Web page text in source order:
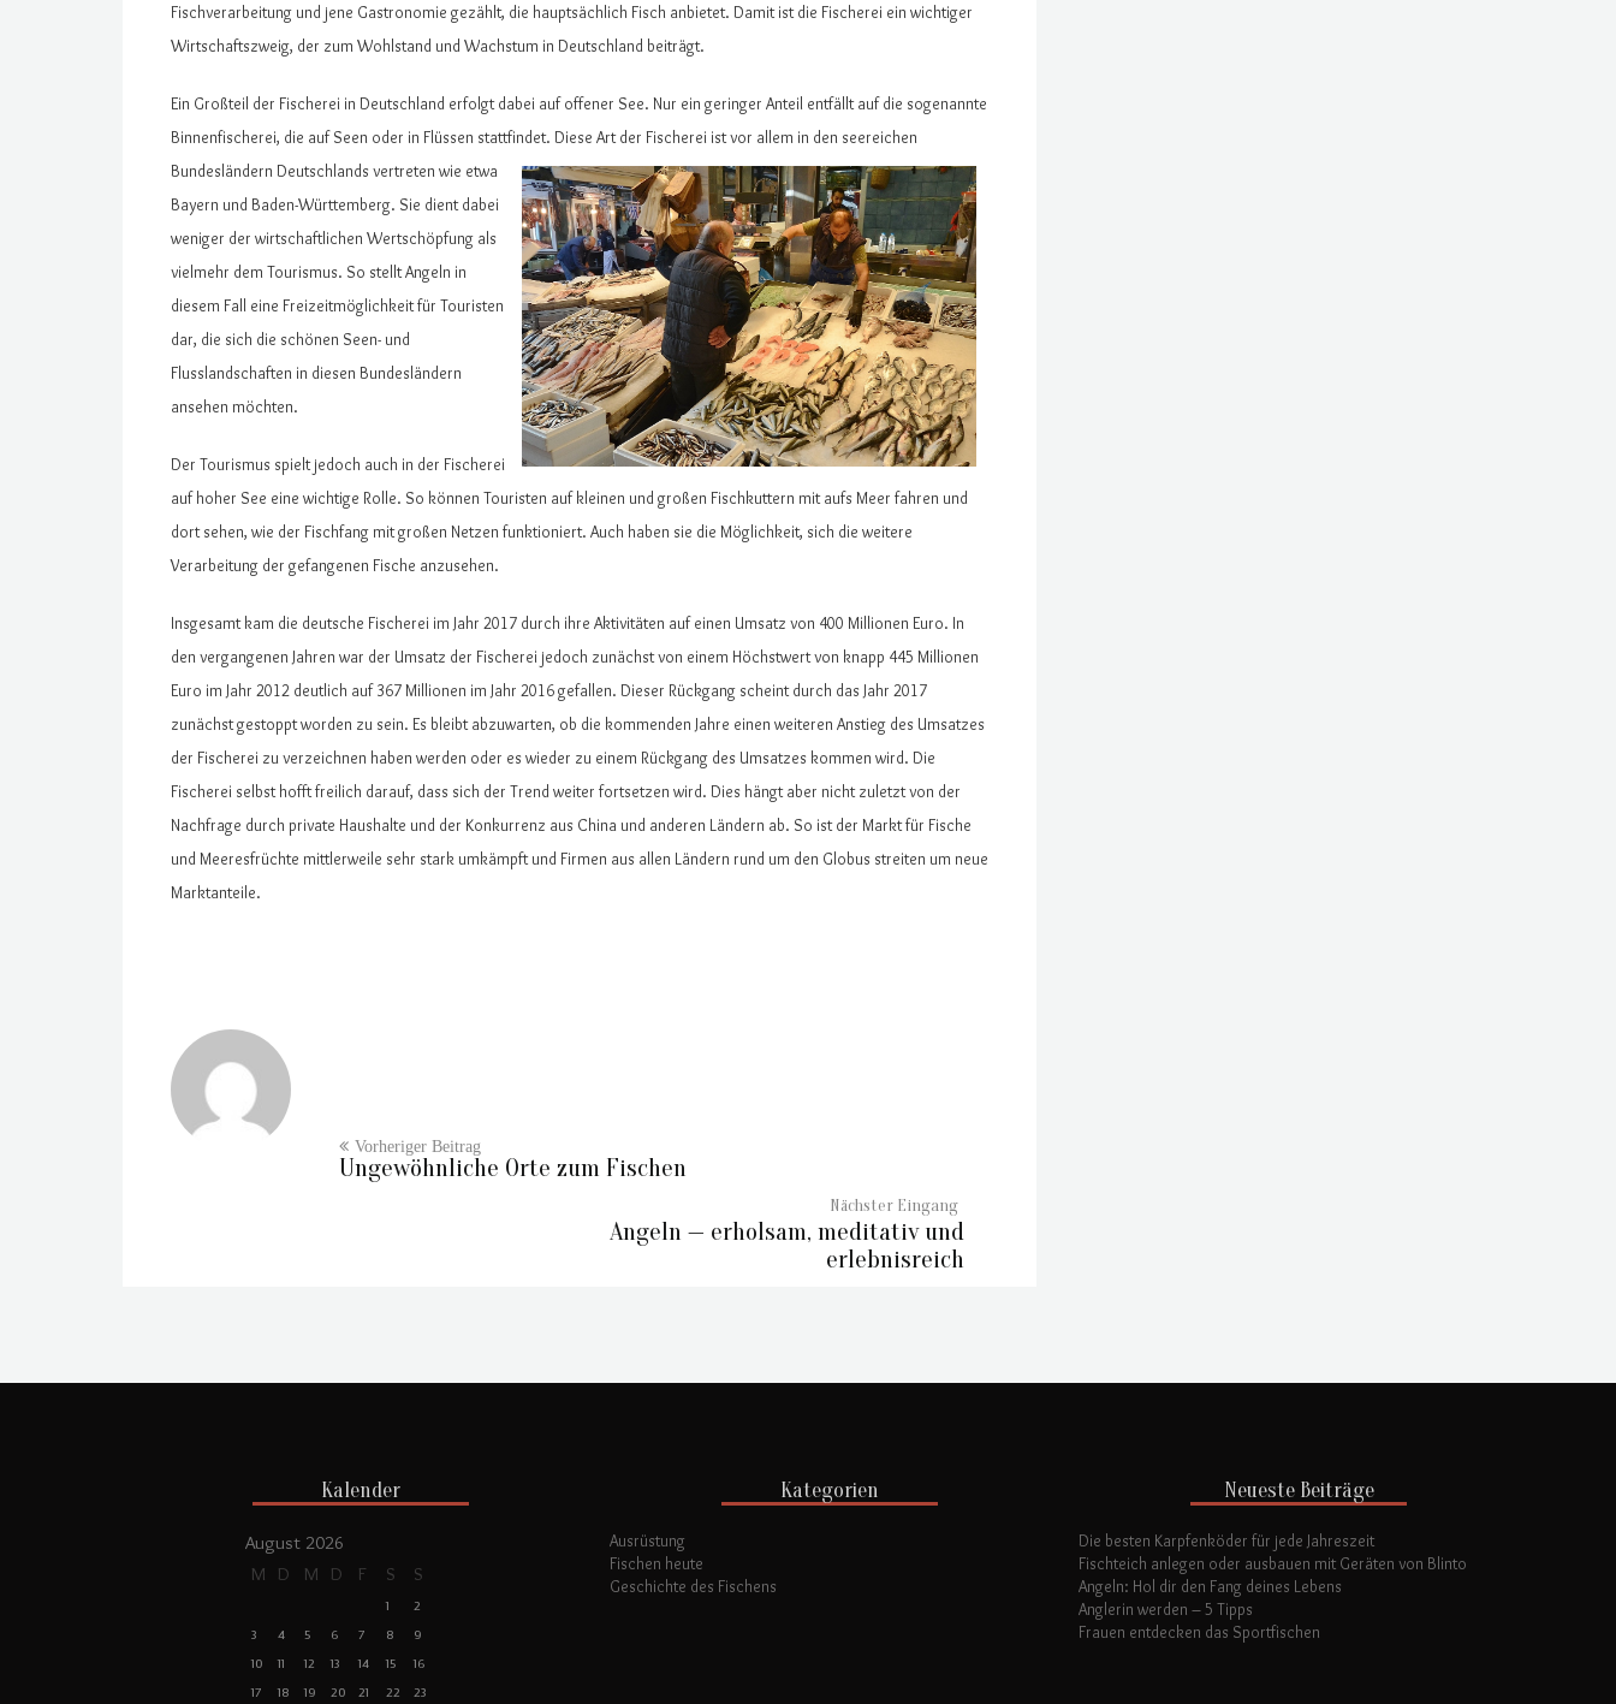
Fischverarbeitung und jene Gastronomie gezählt, die hauptsächlich Fisch anbietet. Damit ist die Fischerei ein wichtiger
Wirtschaftszweig, der zum Wohlstand und Wachstum in Deutschland beiträgt.
Ein Großteil der Fischerei in Deutschland erfolgt dabei auf offener See. Nur ein geringer Anteil entfällt auf die sogenannte
Binnenfischerei, die auf Seen oder in Flüssen stattfindet. Diese Art der Fischerei ist vor allem in den seereichen
Bundesländern Deutschlands vertreten wie etwa
Bayern und Baden-Württemberg. Sie dient dabei
weniger der wirtschaftlichen Wertschöpfung als
vielmehr dem Tourismus. So stellt Angeln in
diesem Fall eine Freizeitmöglichkeit für Touristen
dar, die sich die schönen Seen- und
Flusslandschaften in diesen Bundesländern
ansehen möchten.
Der Tourismus spielt jedoch auch in der Fischerei
auf hoher See eine wichtige Rolle. So können Touristen auf kleinen und großen Fischkuttern mit aufs Meer fahren und
dort sehen, wie der Fischfang mit großen Netzen funktioniert. Auch haben sie die Möglichkeit, sich die weitere
Verarbeitung der gefangenen Fische anzusehen.
Insgesamt kam die deutsche Fischerei im Jahr 2017 durch ihre Aktivitäten auf einen Umsatz von 400 Millionen Euro. In
den vergangenen Jahren war der Umsatz der Fischerei jedoch zunächst von einem Höchstwert von knapp 445 Millionen
Euro im Jahr 2012 deutlich auf 367 Millionen im Jahr 2016 gefallen. Dieser Rückgang scheint durch das Jahr 2017
zunächst gestoppt worden zu sein. Es bleibt abzuwarten, ob die kommenden Jahre einen weiteren Anstieg des Umsatzes
der Fischerei zu verzeichnen haben werden oder es wieder zu einem Rückgang des Umsatzes kommen wird. Die
Fischerei selbst hofft freilich darauf, dass sich der Trend weiter fortsetzen wird. Dies hängt aber nicht zuletzt von der
Nachfrage durch private Haushalte und der Konkurrenz aus China und anderen Ländern ab. So ist der Markt für Fische
und Meeresfrüchte mittlerweile sehr stark umkämpft und Firmen aus allen Ländern rund um den Globus streiten um neue
Marktanteile.
Ungewöhnliche Orte zum Fischen
Angeln — erholsam, meditativ und
erlebnisreich
Kalender
August 2026
M
D M D F S S
1
2
3
4 5 6 7 8
9
10
11 12 13 14 15
16
17
18 19 20 21 22 23
Kategorien
Ausrüstung
Fischen heute
Geschichte des Fischens
Neueste Beiträge
Die besten Karpfenköder für jede Jahreszeit
Fischteich anlegen oder ausbauen mit Geräten von Blinto
Angeln: Hol dir den Fang deines Lebens
Anglerin werden – 5 Tipps
Frauen entdecken das Sportfischen